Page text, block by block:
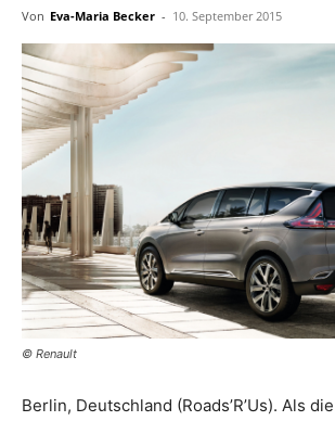
Von Eva-Maria Becker - 10. September 2015
© Renault
Berlin, Deutschland (Roads’R’Us). Als